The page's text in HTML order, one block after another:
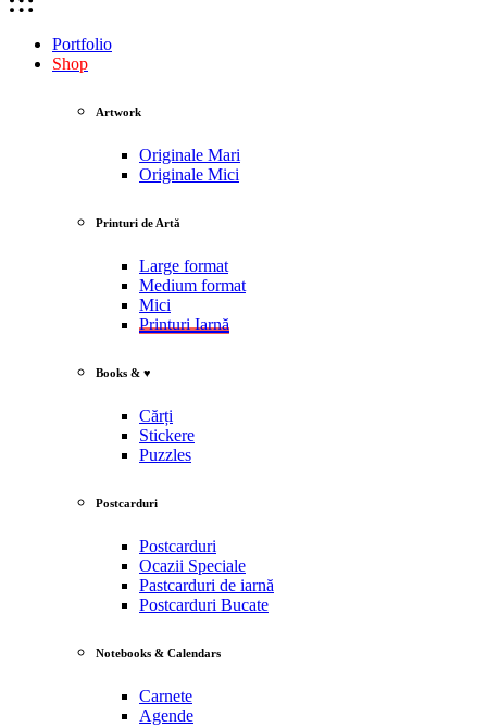
Portfolio
Shop
Artwork
Originale Mari
Originale Mici
Printuri de Artă
Large format
Medium format
Mici
Printuri Iarnă
Books & ♥
Cărți
Stickere
Puzzles
Postcarduri
Postcarduri
Ocazii Speciale
Pastcarduri de iarnă
Postcarduri Bucate
Notebooks & Calendars
Carnete
Agende